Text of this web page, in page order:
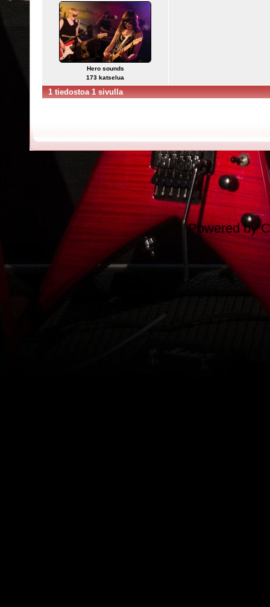
Hero sounds
173 katselua
1 tiedostoa 1 sivulla
Powered by